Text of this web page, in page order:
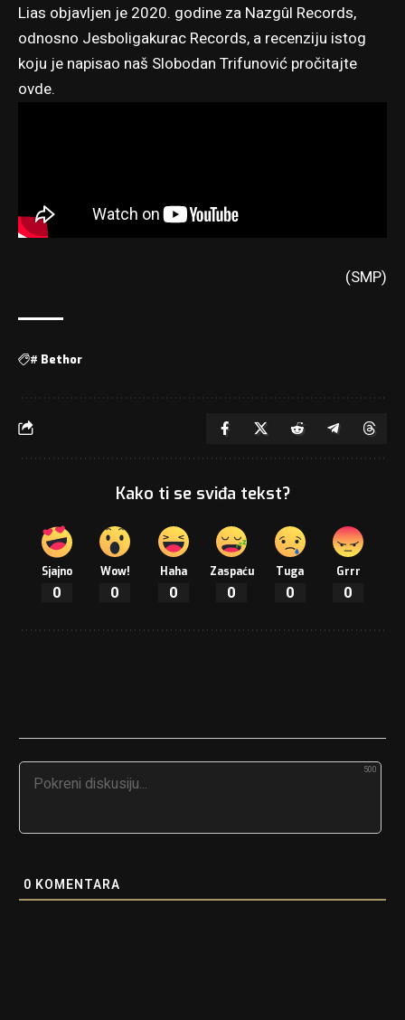
Lias objavljen je 2020. godine za Nazgûl Records,
odnosno Jesboligakurac Records, a recenziju istog
koju je napisao naš Slobodan Trifunović pročitajte
ovde.
(SMP)
# Bethor
Kako ti se sviđa tekst?
Sjajno
0
Wow!
0
Haha
0
Zaspaću
0
Tuga
0
Grrr
0
500
0 KOMENTARA